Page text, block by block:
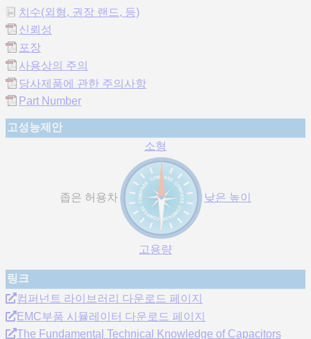
치수(외형, 권장 랜드, 등)
신뢰성
포장
사용상의 주의
당사제품에 관한 주의사항
Part Number
고성능제안
소형
좁은 허용차 낮은 높이
고용량
링크
컴퍼넌트 라이브러리 다운로드 페이지
EMC부품 시뮬레이터 다운로드 페이지
The Fundamental Technical Knowledge of Capacitors